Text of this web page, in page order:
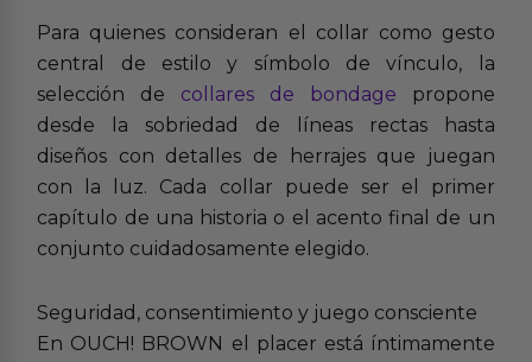
Para quienes consideran el collar como gesto
central de estilo y símbolo de vínculo, la
selección de collares de bondage propone
desde la sobriedad de líneas rectas hasta
diseños con detalles de herrajes que juegan
con la luz. Cada collar puede ser el primer
capítulo de una historia o el acento final de un
conjunto cuidadosamente elegido.
Seguridad, consentimiento y juego consciente
En OUCH! BROWN el placer está íntimamente